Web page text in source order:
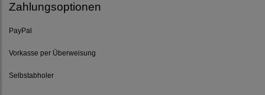
Zahlungsoptionen
PayPal
Vorkasse per Überweisung
Selbstabholer